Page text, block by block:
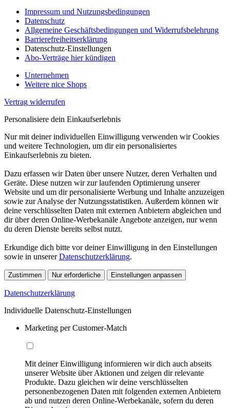
Impressum und Nutzungsbedingungen
Datenschutz
Allgemeine Geschäftsbedingungen und Widerrufsbelehrung
Barrierefreiheitserklärung
Datenschutz-Einstellungen
Abo-Verträge hier kündigen
Unternehmen
Weitere nice Shops
Vertrag widerrufen
Personalisiere dein Einkaufserlebnis
Nur mit deiner individuellen Einwilligung verwenden wir Cookies
und weitere Technologien, um dir ein personalisiertes
Einkaufserlebnis zu bieten.
Dazu erfassen wir Daten über unsere Nutzer, deren Verhalten und
Geräte. Diese nutzen wir zur laufenden Optimierung unserer
Website und um dir personalisierte Werbung und Inhalte anzuzeigen
sowie zur Analyse der Nutzungsstatistiken. Außerdem können wir
deine verschlüsselten Daten mit externen Anbietern abgleichen und
dir über deren Online-Werbekanäle Angebote anzeigen, nur wenn
du deren Dienste bereits selbst nutzt.
Erkundige dich bitte vor deiner Einwilligung in den Einstellungen
sowie in unsererDatenschutzerklärung.
Zustimmen Nur erforderliche Einstellungen anpassen
Datenschutzerklärung
Individuelle Datenschutz-Einstellungen
Marketing per Customer-Match
Mit deiner Einwilligung informieren wir dich auch abseits
unserer Website über Aktionen und zeigen dir relevante
Produkte. Dazu gleichen wir deine verschlüsselten
personenbezogenen Daten mit folgenden externen Anbietern
ab und nutzen deren Online-Werbekanäle, sofern du deren